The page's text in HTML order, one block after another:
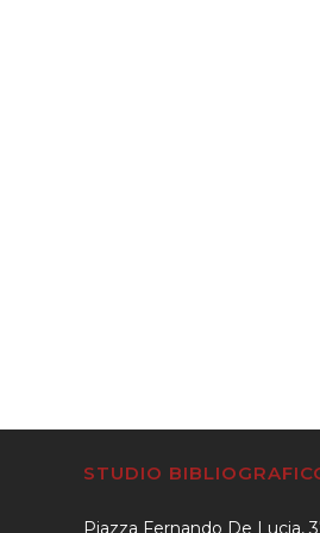
STUDIO
Piazza Fernando De Lucia,